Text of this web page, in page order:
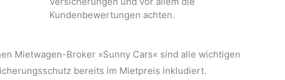
Kundenbewertungen achten.
Mietwagen-Broker »Sunny Cars« sind alle wichtigen
bereits im Mietpreis inkludiert.